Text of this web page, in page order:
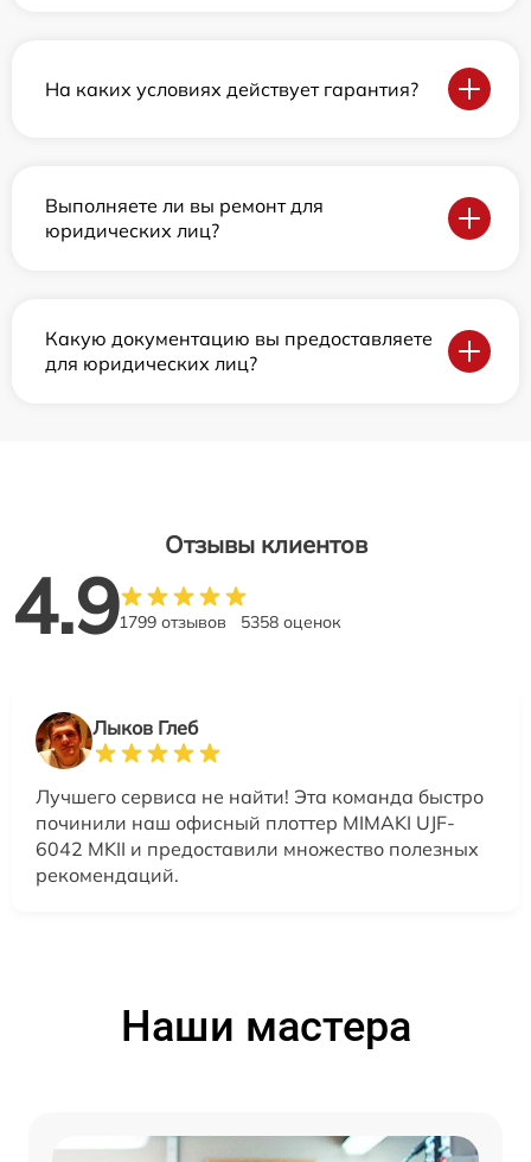
На каких условиях действует гарантия?
Выполняете ли вы ремонт для
юридических лиц?
Какую документацию вы предоставляете
для юридических лиц?
Отзывы клиентов
4.91799 отзывов 5358 оценок
Лыков Глеб
Лучшего сервиса не найти! Эта команда быстро
починили наш офисный плоттер MIMAKI UJF-
6042 MKII и предоставили множество полезных
рекомендаций.
Наши мастера